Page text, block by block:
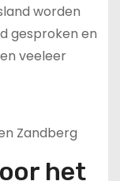
worden
gesproken en
veeleer
Zandberg
het